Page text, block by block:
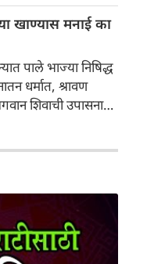
होऊ शकतो.
निस्तेजपणा, मुरुमे
यांसारख्या समस्या
खाण्यास मनाई का
पाले भाज्या निषिद्ध
धर्मात, श्रावण
शिवाची उपासना
सात्विक जीवनशैलीचे